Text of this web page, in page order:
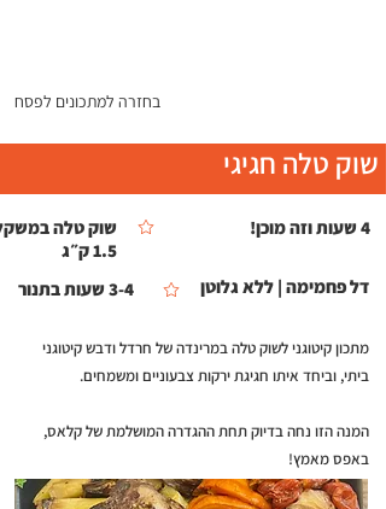
בחזרה למתכונים לפסח
שוק טלה חגיגי
4 שעות וזה מוכן!
דל פחמימה | ללא גלוטן 3-4 שעות בתנור
שוק טלה
1.5 ק״ג
מתכון קיטוגני לשוק טלה במרינדה של חרדל ודבש קיטוגני
ביתי, וביחד איתו חגיגת ירקות צבעוניים ומשמחים.
המנה הזו נחה בדיוק תחת ההגדרה המושלמת של קלאס,
באפס מאמץ!